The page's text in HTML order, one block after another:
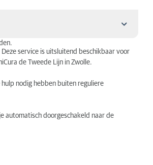
service is uitsluitend beschikbaar voor
de Tweede Lijn in Zwolle.
nodig hebben buiten reguliere
automatisch doorgeschakeld naar de